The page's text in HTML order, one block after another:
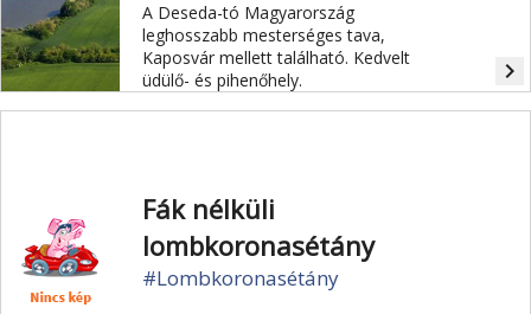
A Deseda-tó Magyarország
leghosszabb mesterséges tava,
Kaposvár mellett található. Kedvelt
üdülő- és pihenőhely.
navigate_next
Fák nélküli
lombkoronasétány
#Lombkoronasétány